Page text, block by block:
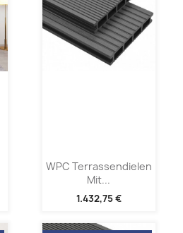
WPC Terrassendielen
Mit...
1.432,75 €